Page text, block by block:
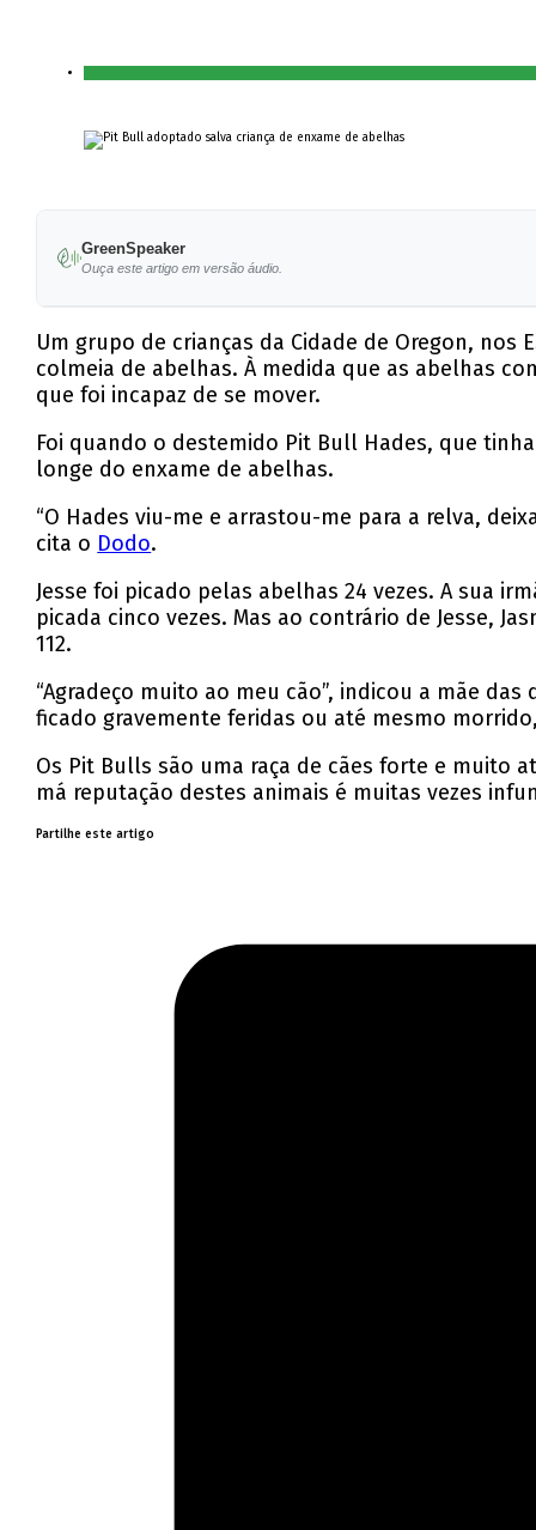
GreenSpeaker
Ouça este artigo em versão áudio.
Um grupo de crianças da Cidade de Oregon,
colmeia de abelhas. À medida que as abelhas
que foi incapaz de se mover.
Foi quando o destemido Pit Bull Hades, que
longe do enxame de abelhas.
“O Hades viu-me e arrastou-me para a relva,
cita o Dodo.
Jesse foi picado pelas abelhas 24 vezes. A sua
picada cinco vezes. Mas ao contrário de Jesse,
112.
“Agradeço muito ao meu cão”, indicou a mãe
ficado gravemente feridas ou até mesmo
Os Pit Bulls são uma raça de cães forte e muito
má reputação destes animais é muitas vezes
Partilhe este artigo